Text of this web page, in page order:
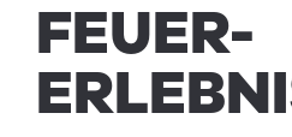
FEUER-